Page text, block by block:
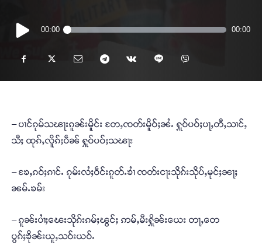
Audio
Player
00:00 00:00
– ပၢင်ၵုမ်သၽႃးၵူၼ်းမိူင်း တႄႇၸတ်းမိူဝ်ႈၼႆႉ ႁူဝ်ပဝ်ႈပႃႇတီႇသၢင်ႇ
သီႈ ထုၵ်ႇလိူၵ်ႈပဵၼ် ႁူဝ်ပဝ်ႈသၽႃး
– ၶႄႇၵဝ်ႈၵၢင်ႉ ၵုမ်းလႆႈဝဵင်းၵူတ်ႉၶၢႆ ၸတ်းငႃးသိုၵ်းသိုပ်ႇမုင်ႈၼႃႈ
ၼမ်ႉၶမ်း
– ၵူၼ်းပၢႆႈၽေးသိုၵ်းၵမ်ႈၽွင်ႈ ဢမ်ႇမီးႁိူၼ်းယေး တႃႇတေ
ပွၵ်ႈၶိုၼ်းယူႇသဝ်းယဝ်ႉ